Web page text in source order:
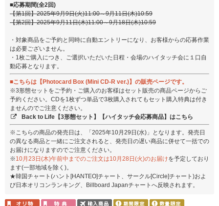
■応募期間(全2回)
【第1回】2025年9月9日(火)11:00～9月11日(木)10:59
【第2回】2025年9月11日(木)11:00～9月18日(木)10:59
・対象商品をご予約と同時に自動エントリーになり、お客様からの応募作業
は必要ございません。
・1枚ご購入につき、ご選択いただいた日程・会場のハイタッチ会に１口自
動応募となります。
■こちらは【Photocard Box (Mini CD-R ver.)】の販売ページです。
※3形態セットをご予約・ご購入のお客様はセット販売の商品ページからご
予約ください。CDを1枚ずつ単品で3枚購入されてもセット購入特典は付き
ませんのでご注意ください。
Back to Life【3形態セット】【ハイタッチ会応募商品】はこちら
※こちらの商品の発売日は、「2025年10月29日(水)」となります。発売日
の異なる商品と一緒にご注文されると、発売日の遅い商品に併せて一括での
お届けになりますのでご注意ください。
※10月23日(木)午前中までのご注文は10月28日(火)のお届けを予定しており
ます(一部地域を除く)。
★韓国チャート(ハント[HANTEO]チャート、サークル[Circle]チャート)およ
び日本オリコンランキング、Billboard Japanチャートへ反映されます。